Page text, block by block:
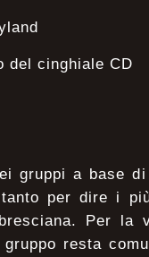
del cinghiale CD
gruppi a base
per dire i
Per
resta